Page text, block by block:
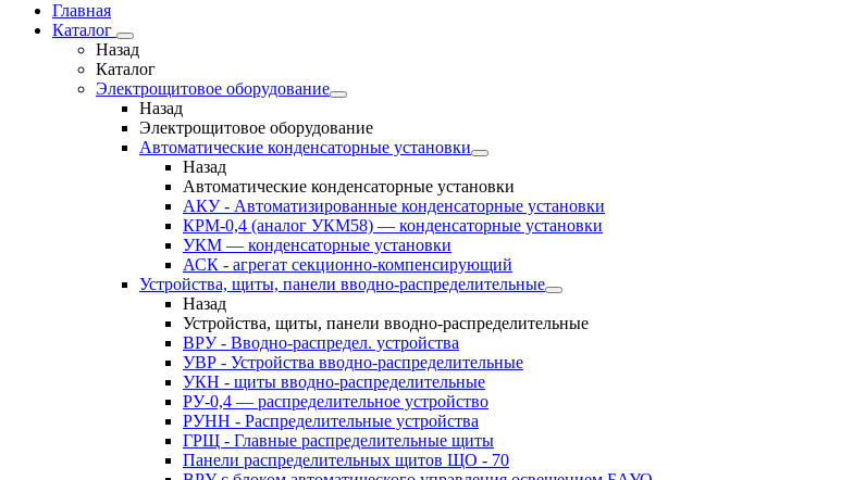
Главная
Каталог
Назад
Каталог
Электрощитовое оборудование
Назад
Электрощитовое оборудование
Автоматические конденсаторные установки
Назад
Автоматические конденсаторные установки
АКУ - Автоматизированные конденсаторные установки
КРМ-0,4 (аналог УКМ58) — конденсаторные установки
УКМ — конденсаторные установки
АСК - агрегат секционно-компенсирующий
Устройства, щиты, панели вводно-распределительные
Назад
Устройства, щиты, панели вводно-распределительные
ВРУ - Вводно-распредел. устройства
УВР - Устройства вводно-распределительные
УКН - щиты вводно-распределительные
РУ-0,4 — распределительное устройство
РУНН - Распределительные устройства
ГРЩ - Главные распределительные щиты
Панели распределительных щитов ЩО - 70